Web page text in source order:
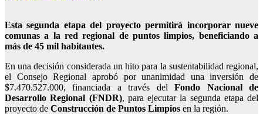
Esta segunda etapa del proyecto permitirá incorporar nueve
comunas a la red regional de puntos limpios, beneficiando a
más de 45 mil habitantes.
En una decisión considerada un hito para la sustentabilidad regional,
el Consejo Regional aprobó por unanimidad una inversión de
$7.470.527.000, financiada a través delFondo Nacional de
Desarrollo Regional (FNDR), para ejecutar la segunda etapa del
proyecto de Construcción de Puntos Limpios en la región.